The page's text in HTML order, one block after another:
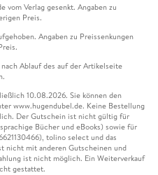
vom Verlag gesenkt. Angaben zu
Preis.
Angaben zu Preissenkungen
Ablauf des auf der Artikelseite
10.08.2026. Sie können den
www.hugendubel.de. Keine Bestellung
Der Gutschein ist nicht gültig für
Bücher und eBooks) sowie für
tolino select und das
nicht mit anderen Gutscheinen und
ist nicht möglich. Ein Weiterverkauf
gestattet.